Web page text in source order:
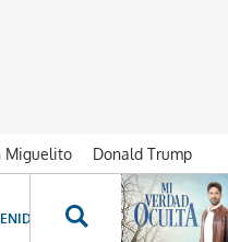
Miguelito Donald Trump
ESPECIALES NOVELAS